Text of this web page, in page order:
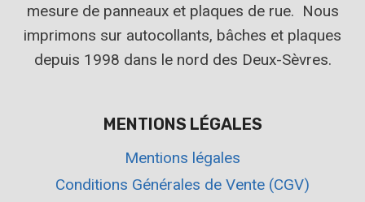
mesure de panneaux et plaques de rue. Nous
imprimons sur autocollants, bâches et plaques
depuis 1998 dans le nord des Deux-Sèvres.
MENTIONS LÉGALES
Mentions légales
Conditions Générales de Vente (CGV)